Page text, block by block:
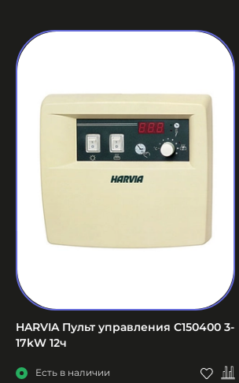
HARVIA Пульт управления C150400 3-
17kW 12ч
Есть в наличии